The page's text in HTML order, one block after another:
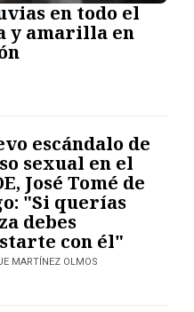
en todo el
y amarilla en
escándalo de
sexual en el
José Tomé de
"Si querías
debes
con él"
MARTÍNEZ OLMOS